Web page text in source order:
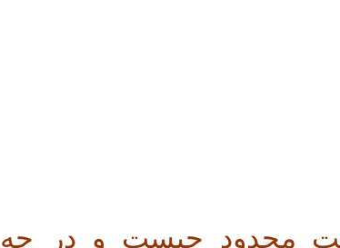
محدود چیست و در چه